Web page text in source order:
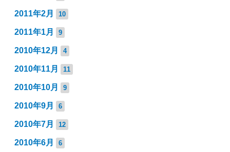
2011年2月 10
2011年1月 9
2010年12月 4
2010年11月 11
2010年10月 9
2010年9月 6
2010年7月 12
2010年6月 6